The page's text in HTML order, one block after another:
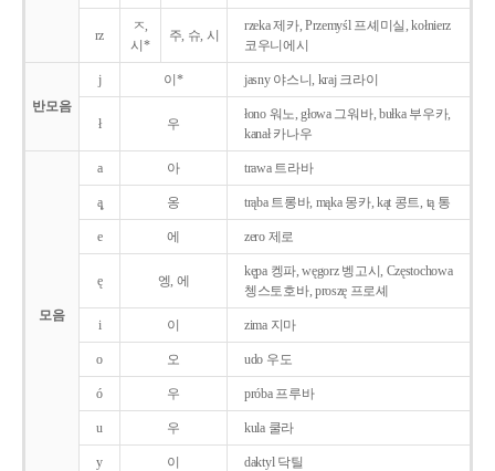
rz
ㅈ,
시*
주, 슈, 시
rzeka 제카, Przemyśl 프셰미실, kołnierz
코우니에시
반모음
j 이* jasny 야스니, kraj 크라이
ł 우
łono 워노, głowa 그워바, bułka 부우카,
kanał 카나우
모음
a 아 trawa 트라바
ą̨ 옹 trąba 트롱바, mąka 몽카, kąt 콩트, tą 통
e 에 zero 제로
ę 엥, 에
kępa 켕파, węgorz 벵고시, Częstochowa
쳉스토호바, proszę 프로셰
i 이 zima 지마
o 오 udo 우도
ó 우 próba 프루바
u 우 kula 쿨라
y 이 daktyl 닥틸